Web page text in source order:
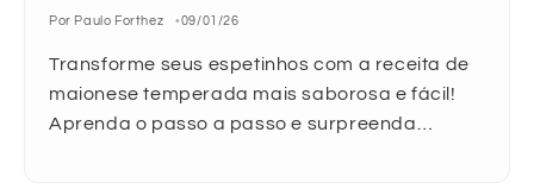
Por Paulo Forthez 09/01/26
Transforme seus espetinhos com a receita de
maionese temperada mais saborosa e fácil!
Aprenda o passo a passo e surpreenda…